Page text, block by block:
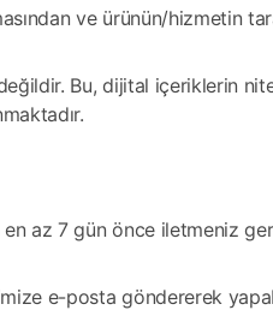
ve ürünün/hizmetin
Bu, dijital içeriklerin
az 7 gün önce iletmeniz
e-posta göndererek